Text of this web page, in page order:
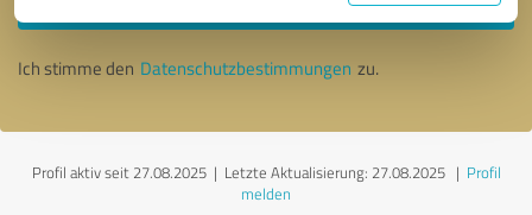
Ich stimme den Datenschutzbestimmungen zu.
Profil aktiv seit 27.08.2025 | Letzte Aktualisierung: 27.08.2025| Profil
melden